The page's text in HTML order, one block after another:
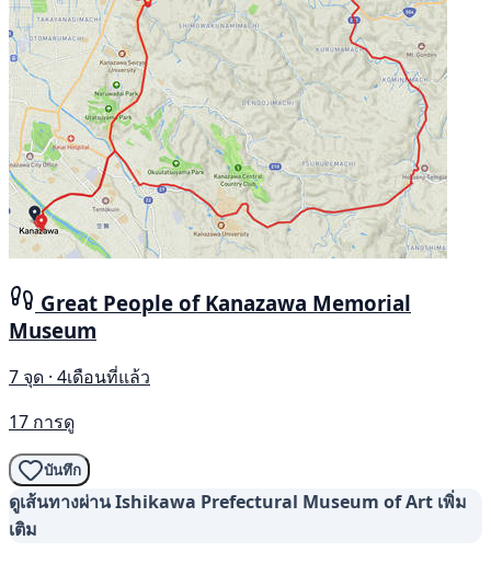
Great People of Kanazawa Memorial
Museum
7 จุด · 4เดือนที่แล้ว
17 การดู
บันทึก
ดูเส้นทางผ่าน Ishikawa Prefectural Museum of Art เพิ่ม
เติม